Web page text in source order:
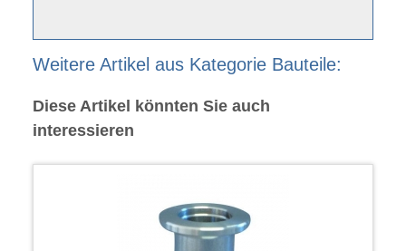
Weitere Artikel aus Kategorie Bauteile:
Diese Artikel könnten Sie auch
interessieren